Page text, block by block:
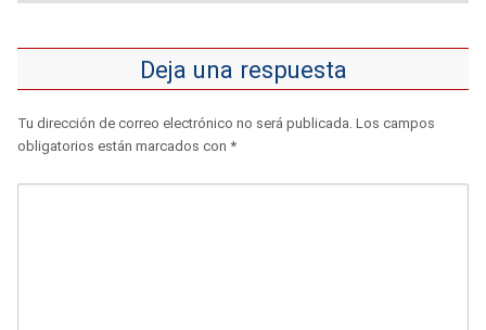
Deja una respuesta
Tu dirección de correo electrónico no será publicada. Los campos
obligatorios están marcados con *